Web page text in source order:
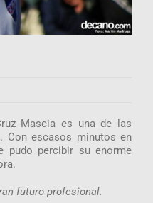
Mascia es una de las
Con escasos minutos en
pudo percibir su enorme
futuro profesional.